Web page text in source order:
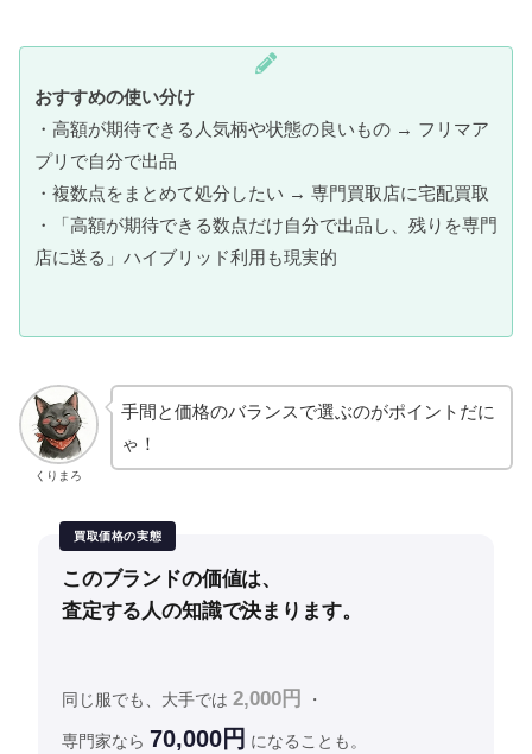
おすすめの使い分け
・高額が期待できる人気柄や状態の良いもの → フリマア
プリで自分で出品
・複数点をまとめて処分したい → 専門買取店に宅配買取
・「高額が期待できる数点だけ自分で出品し、残りを専門
店に送る」ハイブリッド利用も現実的
くりまろ
手間と価格のバランスで選ぶのがポイントだに
ゃ！
買取価格の実態
このブランドの価値は、
査定する人の知識で決まります。
同じ服でも、大手では 2,000円 ・
専門家なら 70,000円 になることも。